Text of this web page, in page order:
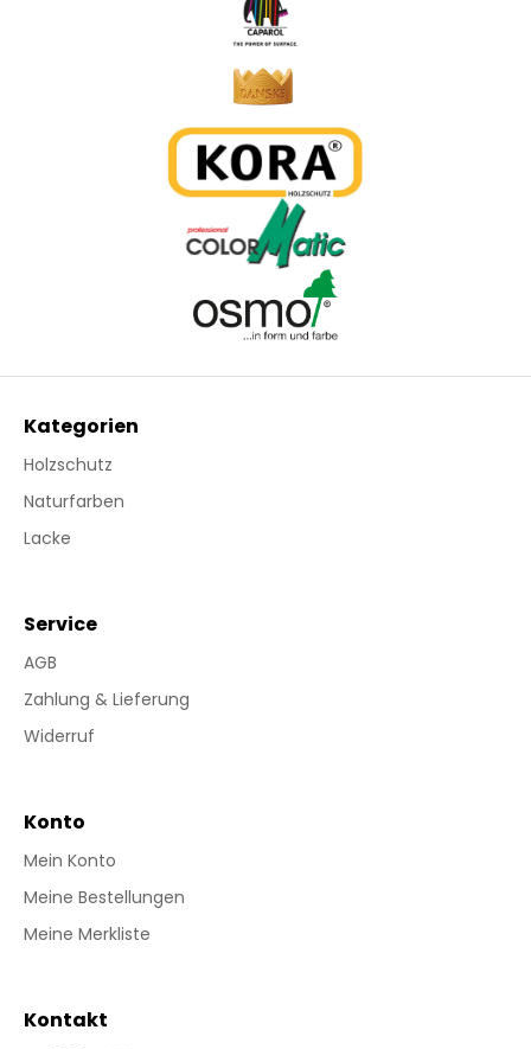
Kategorien
Holzschutz
Naturfarben
Lacke
Service
AGB
Zahlung & Lieferung
Widerruf
Konto
Mein Konto
Meine Bestellungen
Meine Merkliste
Kontakt